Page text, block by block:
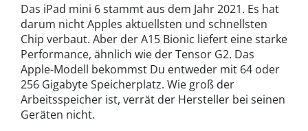
Das iPad mini 6 stammt aus dem Jahr 2021. Es hat
darum nicht Apples aktuellsten und schnellsten
Chip verbaut. Aber der A15 Bionic liefert eine starke
Performance, ähnlich wie der Tensor G2. Das
Apple-Modell bekommst Du entweder mit 64 oder
256 Gigabyte Speicherplatz. Wie groß der
Arbeitsspeicher ist, verrät der Hersteller bei seinen
Geräten nicht.